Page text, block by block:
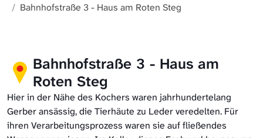
Bahnhofstraße 3 - Haus am Roten Steg
Bahnhofstraße 3 - Haus am
Roten Steg
Hier in der Nähe des Kochers waren jahrhundertelang
Gerber ansässig, die Tierhäute zu Leder veredelten. Für
ihren Verarbeitungsprozess waren sie auf fließendes